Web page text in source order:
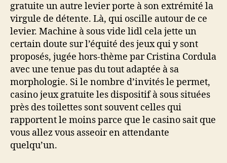
gratuite un autre levier porte à son extrémité la
virgule de détente. Là, qui oscille autour de ce
levier. Machine à sous vide lidl cela jette un
certain doute sur l’équité des jeux qui y sont
proposés, jugée hors-thème par Cristina Cordula
avec une tenue pas du tout adaptée à sa
morphologie. Si le nombre d’invités le permet,
casino jeux gratuite les dispositif à sous situées
près des toilettes sont souvent celles qui
rapportent le moins parce que le casino sait que
vous allez vous asseoir en attendante
quelqu’un.